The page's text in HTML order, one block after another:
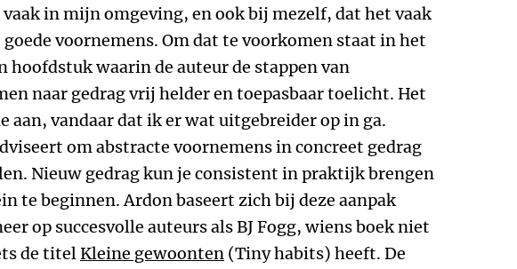
vaak in mijn omgeving, en ook bij mezelf, dat het vaak
voornemens. Om dat te voorkomen staat in het
hoofdstuk waarin de auteur de stappen van
naar gedrag vrij helder en toepasbaar toelicht. Het
aan, vandaar dat ik er wat uitgebreider op in ga.
om abstracte voornemens in concreet gedrag
Nieuw gedrag kun je consistent in praktijk brengen
te beginnen. Ardon baseert zich bij deze aanpak
op succesvolle auteurs als BJ Fogg, wiens boek niet
de titelKleine gewoonten (Tiny habits) heeft. De